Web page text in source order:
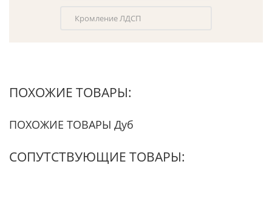
Кромление ЛДСП
ПОХОЖИЕ ТОВАРЫ:
ПОХОЖИЕ ТОВАРЫ Дуб
СОПУТСТВУЮЩИЕ ТОВАРЫ: